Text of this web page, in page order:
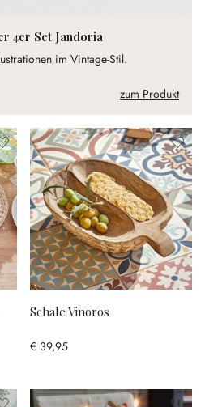
4er Set Jandoria
im Vintage-Stil.
zum Produkt
Schale Vinoros
€ 39,95